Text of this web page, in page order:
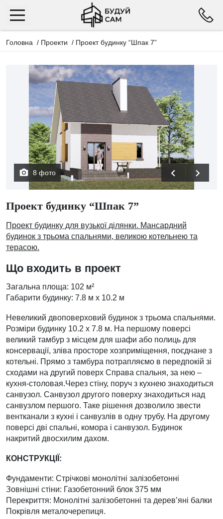
Головна / Проекти / Проект будинку “Шпак 7”
8 фото
Проект будинку “Шпак 7”
Проект будинку для вузької ділянки. Мансардний
будинок з трьома спальнями, великою котельнею та
терасою.
Що входить в проект
Загальна площа: 102 м²
Габарити будинку: 7.8 м х 10.2 м
Невеликий двоповерховий будинок з трьома спальнями.
Розміри будинку 10.2 х 7.8 м. На першому поверсі
великий тамбур з місцем для шафи або полиць для
консервації, зліва просторе хозприміщення, поєднане з
котельні. Прямо з тамбура потрапляємо в передпокій зі
сходами на другий поверх Справа спальня, за нею –
кухня-столовая.Через стіну, поруч з кухнею знаходиться
санвузол. Санвузол другого поверху знаходиться над
санвузлом першого. Таке рішення дозволило звести
вентканали з кухні і санвузлів в одну трубу. На другому
поверсі дві спальні, комора і санвузол. Будинок
накритий двосхилим дахом.
КОНСТРУКЦІЇ:
Фундаменти: Стрічкові монолітні залізобетонні
Зовнішні стіни: Газобетонний блок 375 мм
Перекриття: Монолітні залізобетонні та дерев’яні балки
Покрівля металочерепиця.